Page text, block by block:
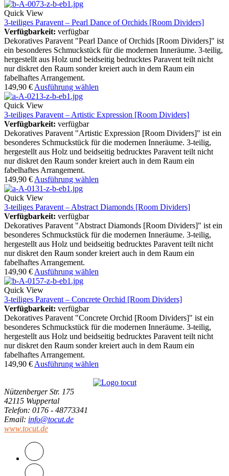
Quick View
3-teiliges Paravent – Pearl Dance of Orchids [Room Dividers]
Verfügbarkeit: verfügbar
Dekoratives Paravent "Pearl Dance of Orchids [Room Dividers]" ist
ein besonderes Schmuckstück für die modernen Inneräume. 3-teilig,
hergestellt aus Holz und beidseitig bedrucktes Paravent teilt nicht
nur diskret den Raum sonder kreiert auch in dem Raum ein
fabelhaftes Arrangement.
149,90 € Ausführung wählen
Quick View
3-teiliges Paravent – Artistic Expression [Room Dividers]
Verfügbarkeit: verfügbar
Dekoratives Paravent "Artistic Expression [Room Dividers]" ist ein
besonderes Schmuckstück für die modernen Inneräume. 3-teilig,
hergestellt aus Holz und beidseitig bedrucktes Paravent teilt nicht
nur diskret den Raum sonder kreiert auch in dem Raum ein
fabelhaftes Arrangement.
149,90 € Ausführung wählen
Quick View
3-teiliges Paravent – Abstract Diamonds [Room Dividers]
Verfügbarkeit: verfügbar
Dekoratives Paravent "Abstract Diamonds [Room Dividers]" ist ein
besonderes Schmuckstück für die modernen Inneräume. 3-teilig,
hergestellt aus Holz und beidseitig bedrucktes Paravent teilt nicht
nur diskret den Raum sonder kreiert auch in dem Raum ein
fabelhaftes Arrangement.
149,90 € Ausführung wählen
Quick View
3-teiliges Paravent – Concrete Orchid [Room Dividers]
Verfügbarkeit: verfügbar
Dekoratives Paravent "Concrete Orchid [Room Dividers]" ist ein
besonderes Schmuckstück für die modernen Inneräume. 3-teilig,
hergestellt aus Holz und beidseitig bedrucktes Paravent teilt nicht
nur diskret den Raum sonder kreiert auch in dem Raum ein
fabelhaftes Arrangement.
149,90 € Ausführung wählen
Nützenberger Str. 175
42115 Wuppertal
Telefon: 0176 - 48773341
Email: info@tocut.de
www.tocut.de